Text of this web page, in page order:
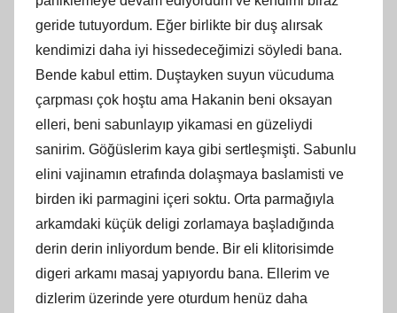
geride tutuyordum. Eğer birlikte bir duş alırsak
kendimizi daha iyi hissedeceğimizi söyledi bana.
Bende kabul ettim. Duştayken suyun vücuduma
çarpması çok hoştu ama Hakanin beni oksayan
elleri, beni sabunlayıp yikamasi en güzeliydi
sanirim. Göğüslerim kaya gibi sertleşmişti. Sabunlu
elini vajinamın etrafında dolaşmaya baslamisti ve
birden iki parmagini içeri soktu. Orta parmağıyla
arkamdaki küçük deligi zorlamaya başladığında
derin derin inliyordum bende. Bir eli klitorisimde
digeri arkamı masaj yapıyordu bana. Ellerim ve
dizlerim üzerinde yere oturdum henüz daha